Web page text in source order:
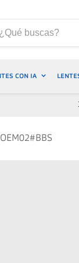
CON IA